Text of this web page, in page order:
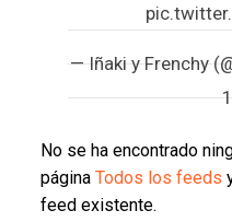
— Iñaki y Frenchy
No se ha encontrado
página Todos los feeds
feed existente.